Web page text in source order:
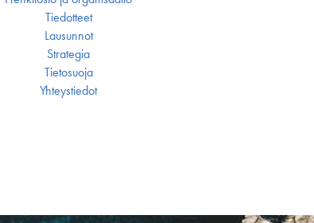
Tiedotteet
Lausunnot
Strategia
Tietosuoja
Yhteystiedot